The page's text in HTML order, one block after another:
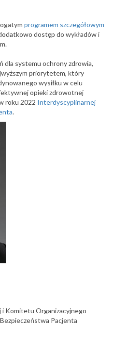
programem szczegółowym
dostęp do wykładów i
dla systemu ochrony zdrowia,
priorytetem, który
wysiłku w celu
opieki zdrowotnej
roku 2022 Interdyscyplinarnej
.
i Komitetu Organizacyjnego
Pacjenta